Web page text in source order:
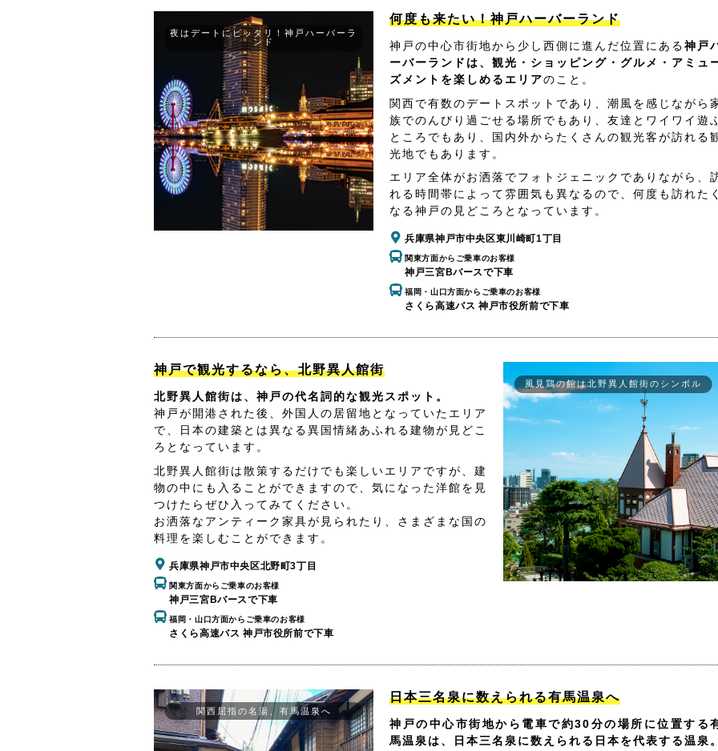
夜はデートにピッタリ！神戸ハーバーラ
ンド
何度も来たい！神戸ハーバーランド
神戸の中心市街地から少し西側に進んだ位置にある神戸
ーバーランドは、観光・ショッピング・グルメ・アミュ
ズメントを楽しめるエリアのこと。
関西で有数のデートスポットであり、潮風を感じながら
族でのんびり過ごせる場所でもあり、友達とワイワイ遊
ところでもあり、国内外からたくさんの観光客が訪れる
光地でもあります。
エリア全体がお洒落でフォトジェニックでありながら、
れる時間帯によって雰囲気も異なるので、何度も訪れた
なる神戸の見どころとなっています。
兵庫県神戸市中央区東川崎町1丁目
関東方面からご乗車のお客様
神戸三宮Bバースで下車
福岡・山口方面からご乗車のお客様
さくら高速バス 神戸市役所前で下車
神戸で観光するなら、北野異人館街
北野異人館街は、神戸の代名詞的な観光スポット。
神戸が開港された後、外国人の居留地となっていたエリア
で、日本の建築とは異なる異国情緒あふれる建物が見どこ
ろとなっています。
北野異人館街は散策するだけでも楽しいエリアですが、建
物の中にも入ることができますので、気になった洋館を見
つけたらぜひ入ってみてください。
お洒落なアンティーク家具が見られたり、さまざまな国の
料理を楽しむことができます。
兵庫県神戸市中央区北野町3丁目
関東方面からご乗車のお客様
神戸三宮Bバースで下車
福岡・山口方面からご乗車のお客様
さくら高速バス 神戸市役所前で下車
風見鶏の館は北野異人館街のシンボル
関西屈指の名湯、有馬温泉へ
日本三名泉に数えられる有馬温泉へ
神戸の中心市街地から電車で約30分の場所に位置する
馬温泉は、日本三名泉に数えられる日本を代表する温泉